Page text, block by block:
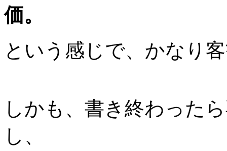
価。
という感じで、かなり
しかも、書き終わった
し、